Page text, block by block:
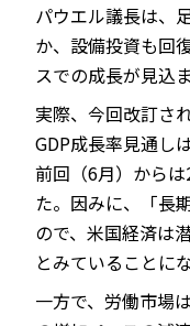
パウエル議長は、
か、設備投資も回
スでの成長が見込
実際、今回改訂さ
GDP成長率見通し
前回（6月）から
た。因みに、「長
ので、米国経済は
とみていることにな
一方で、労働市場